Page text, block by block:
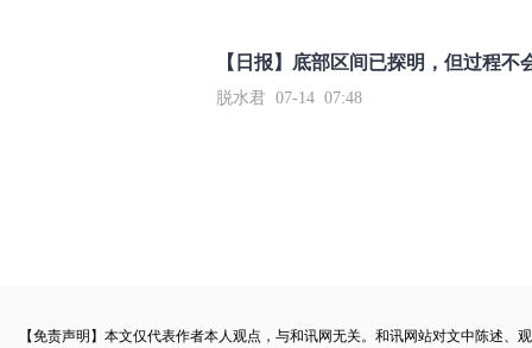
【日报】底部区间已探明，但过程不
脱水君 07-14 07:48
【免责声明】本文仅代表作者本人观点，与和讯网无关。和讯网站对文中陈述